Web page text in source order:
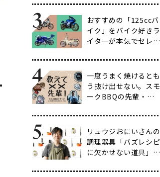
からベテラン向けま
で】
おすすめの「125ccバ
イク」をバイク好きラ
イターが本気でセレク
一度うまく焼けるとも
う抜け出せない。スモ
ークBBQの先輩・渋
だわりのアイテム20
選
リュウジおにいさんの
調理器具「バズレシピ
に欠かせない道具」５